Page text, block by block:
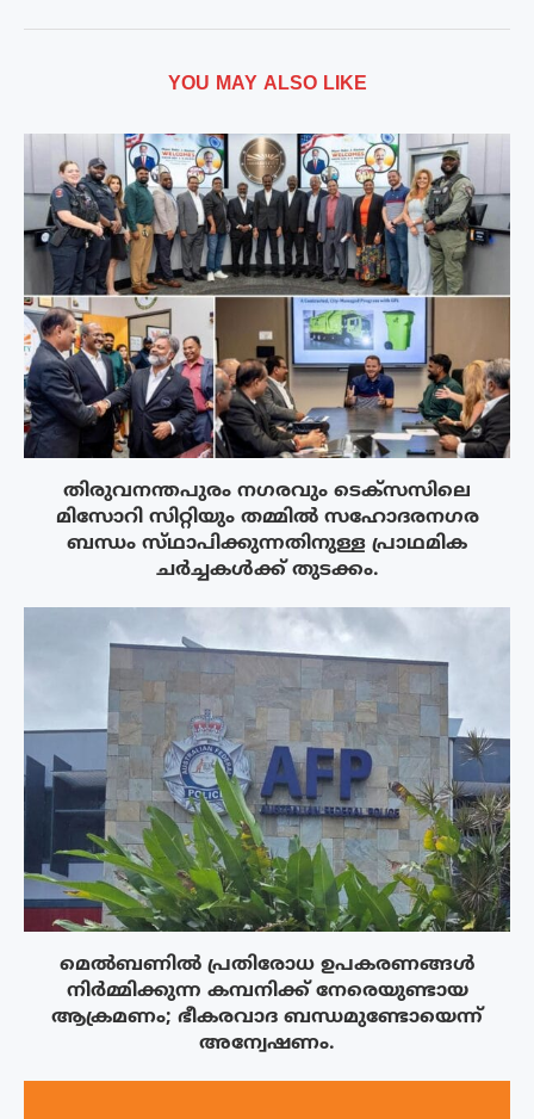
YOU MAY ALSO LIKE
തിരുവനന്തപുരം നഗരവും ടെക്‌സസിലെ
മിസോറി സിറ്റിയും തമ്മിൽ സഹോദരനഗര
ബന്ധം സ്‌ഥാപിക്കുന്നതിനുള്ള പ്രാഥമിക
ചർച്ചകൾക്ക് തുടക്കം.
മെൽബണിൽ പ്രതിരോധ ഉപകരണങ്ങൾ
നിർമ്മിക്കുന്ന കമ്പനിക്ക് നേരെയുണ്ടായ
ആക്രമണം; ഭീകരവാദ ബന്ധമുണ്ടോയെന്ന്
അന്വേഷണം.